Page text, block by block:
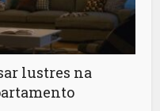
lustres na